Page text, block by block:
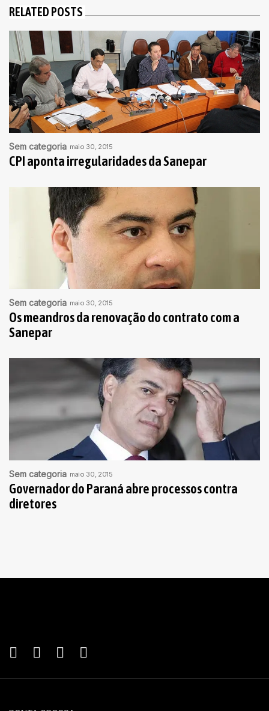
RELATED POSTS
Sem categoria maio 30, 2015
CPI aponta irregularidades da Sanepar
Sem categoria maio 30, 2015
Os meandros da renovação do contrato com a
Sanepar
Sem categoria maio 30, 2015
Governador do Paraná abre processos contra
diretores